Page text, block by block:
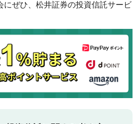
にぜひ、松井証券の投資信託サービ